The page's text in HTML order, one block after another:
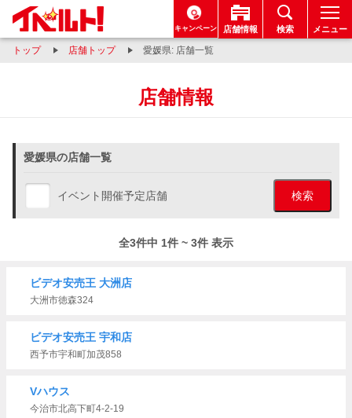
キャンペーン 店舗情報 検索 メニュー
トップ 店舗トップ 愛媛県: 店舗一覧
店舗情報
愛媛県の店舗一覧
イベント開催予定店舗 検索
全3件中 1件 ~ 3件 表示
ビデオ安売王 大洲店
大洲市徳森324
ビデオ安売王 宇和店
西予市宇和町加茂858
Vハウス
今治市北高下町4-2-19